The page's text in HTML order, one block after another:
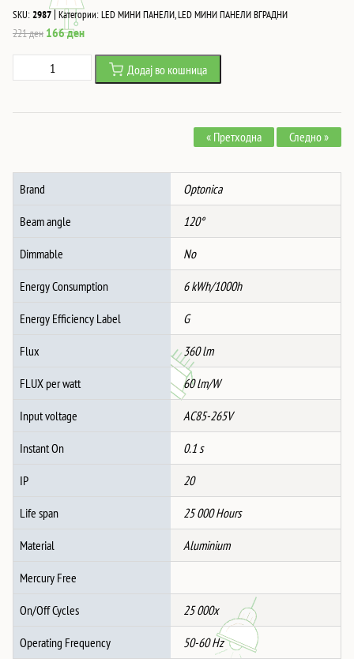
SKU:2987|Категории:LED МИНИ ПАНЕЛИ,LED МИНИ ПАНЕЛИ ВГРАДНИ
221ден Original
was:
166денCurrent
price
166 ден.
БЕКЛИТ
6W
БЕЛА
СВЕТЛИНА
Додај во кошница
« Претходна Следно »
Brand Optonica
Beam angle 120°
Dimmable No
Energy Consumption 6 kWh/1000h
Energy Efficiency Label G
Flux 360 lm
FLUX per watt 60 lm/W
Input voltage AC85-265V
Instant On 0.1 s
IP 20
Life span 25 000 Hours
Material Aluminium
Mercury Free
On/Off Cycles 25 000x
Operating Frequency 50-60 Hz